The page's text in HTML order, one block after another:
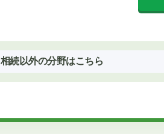
相続以外の分野はこちら